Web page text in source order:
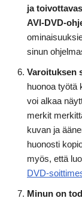
ja
AVI-DVD-
sinun
Varoituksen
huonoa työtä
voi alkaa
merkit
kuvan ja
huonosti
myös, että
DVD-
Minun on